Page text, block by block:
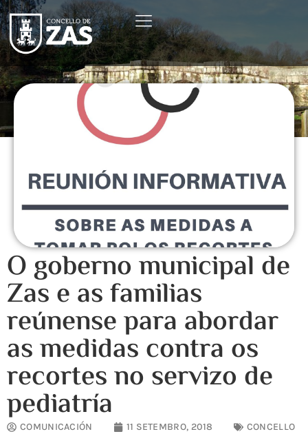
O goberno municipal de
Zas e as familias
reúnense para abordar
as medidas contra os
recortes no servizo de
pediatría
COMUNICACIÓN 11 SETEMBRO, 2018 CONCELLO